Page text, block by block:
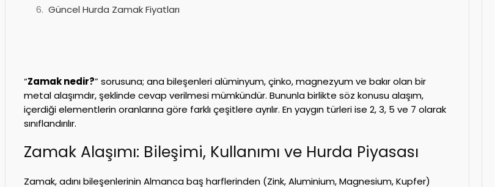
Güncel Hurda Zamak Fiyatları
“Zamak nedir?” sorusuna; ana bileşenleri alüminyum, çinko, magnezyum ve bakır olan bir
metal alaşımdır, şeklinde cevap verilmesi mümkündür. Bununla birlikte söz konusu alaşım,
içerdiği elementlerin oranlarına göre farklı çeşitlere ayrılır. En yaygın türleri ise 2, 3, 5 ve 7 olarak
sınıflandırılır.
Zamak Alaşımı: Bileşimi, Kullanımı ve Hurda Piyasası
Zamak, adını bileşenlerinin Almanca baş harflerinden (Zink, Aluminium, Magnesium, Kupfer)